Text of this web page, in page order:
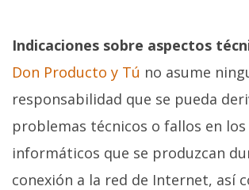
Indicaciones sobre aspectos
Don Producto y Tú no asume
responsabilidad que se pueda
problemas técnicos o fallos en
informáticos que se produzcan
conexión a la red de Internet, así